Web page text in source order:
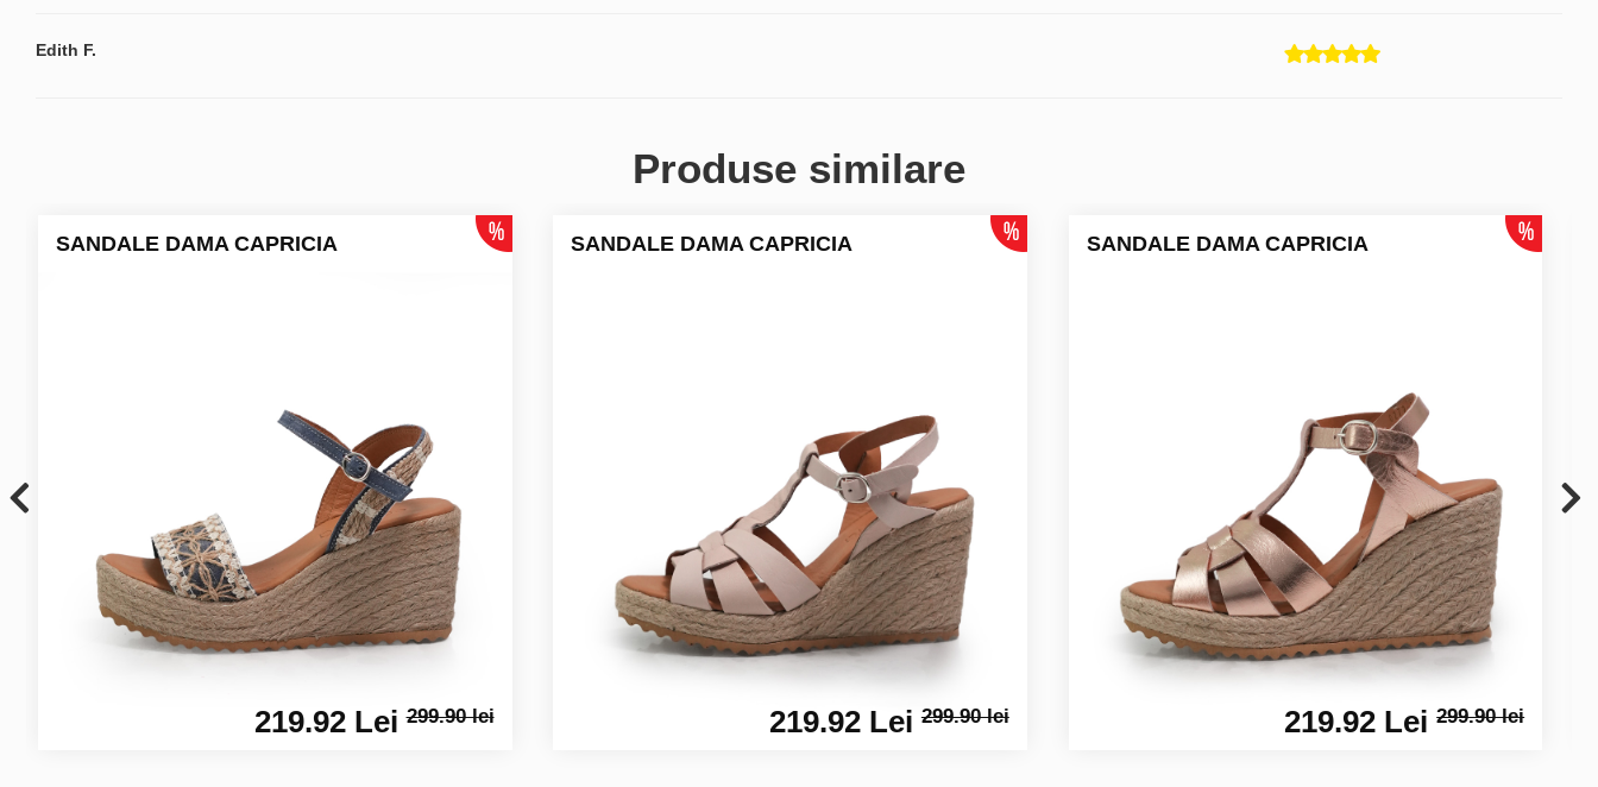
Edith F.
Produse similare
SANDALE DAMA CAPRICIA
219.92 Lei299.90 lei
SANDALE DAMA CAPRICIA
219.92 Lei299.90 lei
SANDALE DAMA CAPRICIA
219.92 Lei299.90 lei